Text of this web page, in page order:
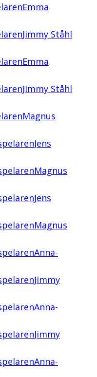
Emma
Jimmy Ståhl
Emma
Jimmy Ståhl
Magnus
Jens
Magnus
Jens
Magnus
Anna-
Jimmy
Anna-
Jimmy
Anna-